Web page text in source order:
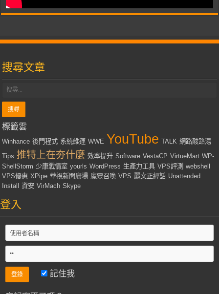
搜尋文章
標籤雲
Winhance 後門程式 系統維運 WWE YouTube TALK 網路酸路湯
Tips 推特上在夯什麼 效率提升 Software VestaCP VirtueMart WP-
ShellStorm 少康戰情室 yourls WordPress 生產力工具 VPS評測 webshell
VPS優惠 XPipe 華視新聞廣場 魔靈召喚 VPS 麗文正經話 Unattended
Install
資安 VirMach Skype
登入
記住我